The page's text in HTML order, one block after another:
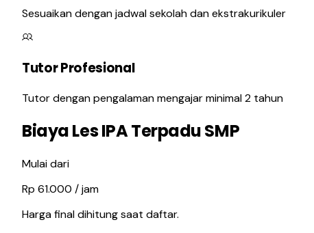
Sesuaikan dengan jadwal sekolah dan ekstrakurikuler
Tutor Profesional
Tutor dengan pengalaman mengajar minimal 2 tahun
Biaya Les IPA Terpadu SMP
Mulai dari
Rp 61.000 /jam
Harga final dihitung saat daftar.